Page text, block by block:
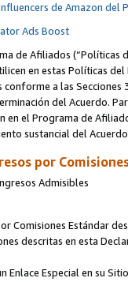
de Amazon del
Ads Boost
de Afiliados (“Políticas
en estas Políticas
a las Secciones
del Acuerdo.
en el Programa de
sustancial del
por
Admisibles
Comisiones Estándar
descritas en esta
Enlace Especial en su